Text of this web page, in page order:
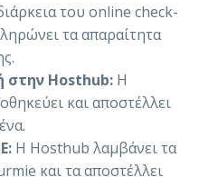
του online check-
τα απαραίτητα
Hosthub: Η
και αποστέλλει
Η Hosthub λαμβάνει τα
και τα αποστέλλει